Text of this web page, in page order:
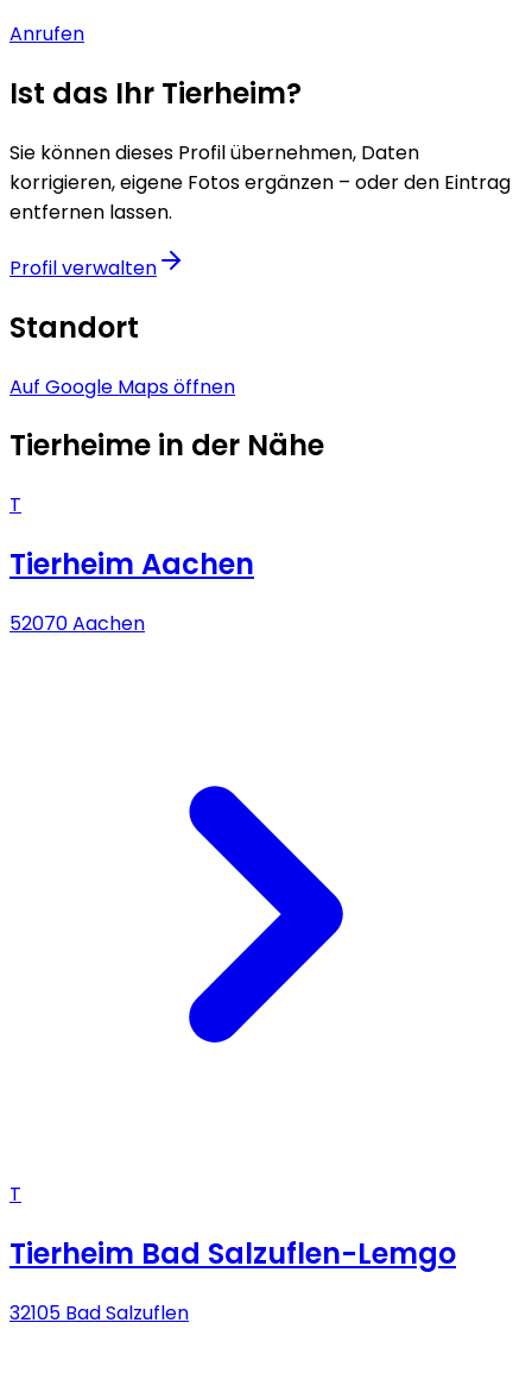
Anrufen
Ist das Ihr Tierheim?
Sie können dieses Profil übernehmen, Daten
korrigieren, eigene Fotos ergänzen – oder den Eintrag
entfernen lassen.
Profil verwalten
Standort
Auf Google Maps öffnen
Tierheime in der Nähe
T
Tierheim Aachen
52070 Aachen
T
Tierheim Bad Salzuflen-Lemgo
32105 Bad Salzuflen